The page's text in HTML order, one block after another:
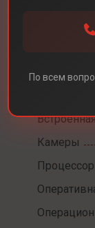
Камеры
Процессор
По всем